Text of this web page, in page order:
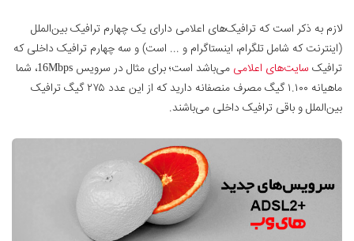
لازم به ذکر است که ترافیک‌های اعلامی دارای یک چهارم ترافیک بین‌الملل
(اینترنت که شامل تلگرام، اینستاگرام و ... است) و سه چهارم ترافیک داخلی که
ترافیک سایت‌های اعلامی
می‌باشد است؛ برای مثال در سرویس 16Mbps، شما
ماهیانه ۱.۱۰۰ گیگ مصرف منصفانه دارید که از این عدد ۲۷۵ گیگ ترافیک
بین‌الملل و باقی ترافیک داخلی می‌باشند.